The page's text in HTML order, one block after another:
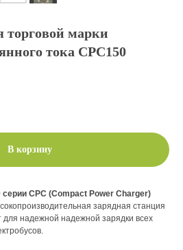
торговой марки
тока СРС150
В корзину
серии СРС (Compact Power Charger)
зарядная станция
для надежной надежной зарядки всех